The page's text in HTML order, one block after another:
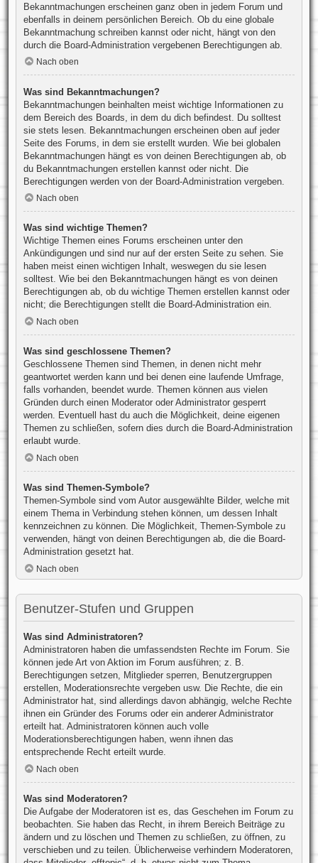
Bekanntmachungen erscheinen ganz oben in jedem Forum und
ebenfalls in deinem persönlichen Bereich. Ob du eine globale
Bekanntmachung schreiben kannst oder nicht, hängt von den
durch die Board-Administration vergebenen Berechtigungen ab.
Nach oben
Was sind Bekanntmachungen?
Bekanntmachungen beinhalten meist wichtige Informationen zu
dem Bereich des Boards, in dem du dich befindest. Du solltest
sie stets lesen. Bekanntmachungen erscheinen oben auf jeder
Seite des Forums, in dem sie erstellt wurden. Wie bei globalen
Bekanntmachungen hängt es von deinen Berechtigungen ab, ob
du Bekanntmachungen erstellen kannst oder nicht. Die
Berechtigungen werden von der Board-Administration vergeben.
Nach oben
Was sind wichtige Themen?
Wichtige Themen eines Forums erscheinen unter den
Ankündigungen und sind nur auf der ersten Seite zu sehen. Sie
haben meist einen wichtigen Inhalt, weswegen du sie lesen
solltest. Wie bei den Bekanntmachungen hängt es von deinen
Berechtigungen ab, ob du wichtige Themen erstellen kannst oder
nicht; die Berechtigungen stellt die Board-Administration ein.
Nach oben
Was sind geschlossene Themen?
Geschlossene Themen sind Themen, in denen nicht mehr
geantwortet werden kann und bei denen eine laufende Umfrage,
falls vorhanden, beendet wurde. Themen können aus vielen
Gründen durch einen Moderator oder Administrator gesperrt
werden. Eventuell hast du auch die Möglichkeit, deine eigenen
Themen zu schließen, sofern dies durch die Board-Administration
erlaubt wurde.
Nach oben
Was sind Themen-Symbole?
Themen-Symbole sind vom Autor ausgewählte Bilder, welche mit
einem Thema in Verbindung stehen können, um dessen Inhalt
kennzeichnen zu können. Die Möglichkeit, Themen-Symbole zu
verwenden, hängt von deinen Berechtigungen ab, die die Board-
Administration gesetzt hat.
Nach oben
Benutzer-Stufen und Gruppen
Was sind Administratoren?
Administratoren haben die umfassendsten Rechte im Forum. Sie
können jede Art von Aktion im Forum ausführen; z. B.
Berechtigungen setzen, Mitglieder sperren, Benutzergruppen
erstellen, Moderationsrechte vergeben usw. Die Rechte, die ein
Administrator hat, sind allerdings davon abhängig, welche Rechte
ihnen ein Gründer des Forums oder ein anderer Administrator
erteilt hat. Administratoren können auch volle
Moderationsberechtigungen haben, wenn ihnen das
entsprechende Recht erteilt wurde.
Nach oben
Was sind Moderatoren?
Die Aufgabe der Moderatoren ist es, das Geschehen im Forum zu
beobachten. Sie haben das Recht, in ihrem Bereich Beiträge zu
ändern und zu löschen und Themen zu schließen, zu öffnen, zu
verschieben und zu teilen. Üblicherweise verhindern Moderatoren,